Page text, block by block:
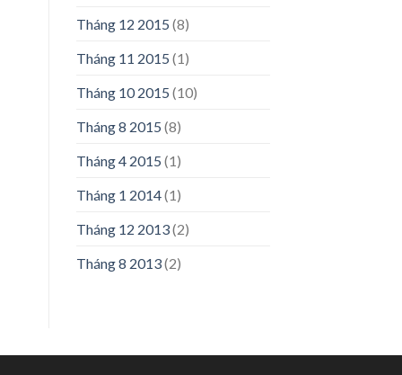
Tháng 12 2015 (8)
Tháng 11 2015 (1)
Tháng 10 2015 (10)
Tháng 8 2015 (8)
Tháng 4 2015 (1)
Tháng 1 2014(1)
Tháng 12 2013(2)
Tháng 8 2013(2)